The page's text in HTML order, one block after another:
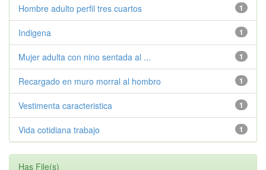
1
Hombre adulto perfil tres cuartos
1
Indigena
1
Mujer adulta con nino sentada al ...
1
Recargado en muro morral al hombro
1
Vestimenta caracteristica
1
Vida cotidiana trabajo
Has File(s)